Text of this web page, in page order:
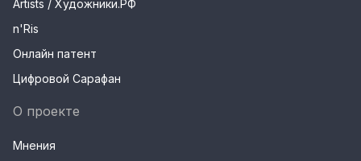
Artists / Художники.РФ
n'Ris
Онлайн патент
Цифровой Сарафан
О проекте
Мнения